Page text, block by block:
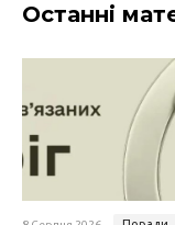
Останні